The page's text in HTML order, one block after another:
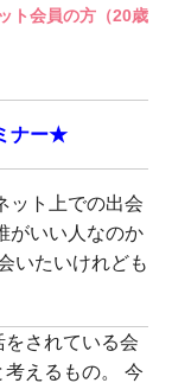
ト会員の方（20歳
ナー★
ット上での出会
がいい人なのか
いたいけれども
されている会
えるもの。 今